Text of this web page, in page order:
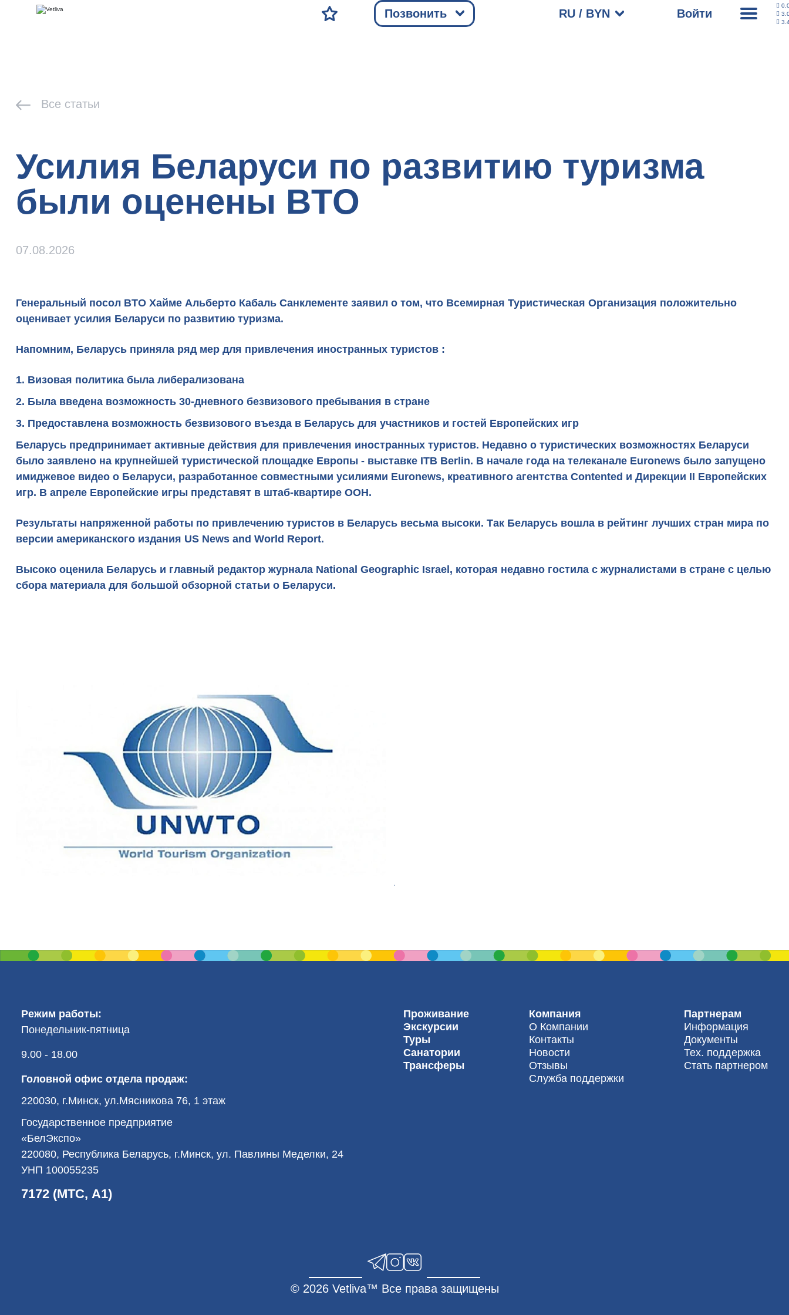
Позвонить RU / BYN Войти
Все статьи
Усилия Беларуси по развитию туризма
были оценены BTO
07.08.2026
Генеральный посол BTO Хайме Альберто Кабаль Санклементе заявил о том, что Всемирная Туристическая Организация положительно
оценивает усилия Беларуси по развитию туризма.
Напомним, Беларусь приняла ряд мер для привлечения иностранных туристов :
Визовая политика была либерализована
Была введена возможность 30-дневного безвизового пребывания в стране
Предоставлена возможность безвизового въезда в Беларусь для участников и гостей Европейских игр
Беларусь предпринимает активные действия для привлечения иностранных туристов. Недавно о туристических возможностях Беларуси
было заявлено на крупнейшей туристической площадке Европы - выставке ITB Berlin. В начале года на телеканале Euronews было запущено
имиджевое видео о Беларуси, разработанное совместными усилиями Euronews, креативного агентства Contented и Дирекции II Европейских
игр. В апреле Европейские игры представят в штаб-квартире ООН.
Результаты напряженной работы по привлечению туристов в Беларусь весьма высоки. Так Беларусь вошла в рейтинг лучших стран мира по
версии американского издания US News and World Report.
Высоко оценила Беларусь и главный редактор журнала National Geographic Israel , которая недавно гостила с журналистами в стране с целью
сбора материала для большой обзорной статьи о Беларуси.
Режим работы:
Понедельник-пятница
9.00 - 18.00
Головной офис отдела продаж:
220030, г.Минск, ул.Мясникова 76, 1 этаж
Государственное предприятие
«БелЭкспо»
220080, Республика Беларусь, г.Минск, ул. Павлины Меделки, 24
УНП 100055235
7172 (МТС, А1)
Проживание
Экскурсии
Туры
Санатории
Трансферы
Компания
О Компании
Контакты
Новости
Отзывы
Служба поддержки
Партнерам
Информация
Документы
Тех. поддержка
Стать партнером
© 2026 Vetliva™ Все права защищены